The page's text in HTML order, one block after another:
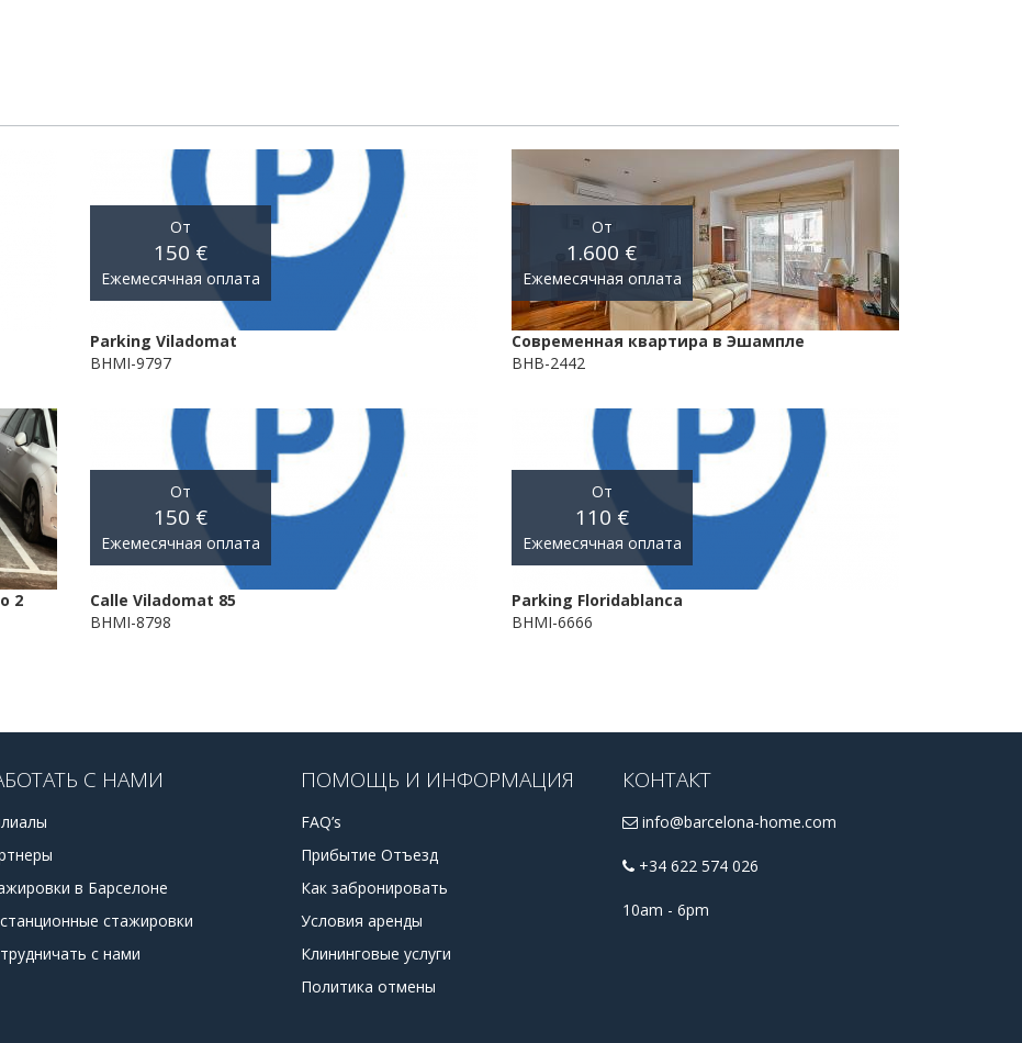
От
150 €
Ежемесячная оплата
Parking Viladomat
BHMI-9797
От
1.600 €
Ежемесячная оплата
Современная квартира в Эшампле
BHB-2442
2
От
150 €
Ежемесячная оплата
Calle Viladomat 85
BHMI-8798
От
110 €
Ежемесячная оплата
Parking Floridablanca
BHMI-6666
С НАМИ
в Барселоне
стажировки
с нами
ПОМОЩЬ И ИНФОРМАЦИЯ
FAQ’s
Прибытие Отъезд
Как забронировать
Условия аренды
Клининговые услуги
Политика отмены
КОНТАКТ
info@barcelona-home.com
+34 622 574 026
10am - 6pm